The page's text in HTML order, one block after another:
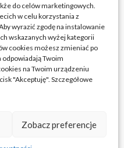
do celów marketingowych.
w celu korzystania z
wyrazić zgodę na instalowanie
wskazanych wyżej kategorii
cookies możesz zmieniać po
odpowiadają Twoim
na Twoim urządzeniu
"Akceptuję". Szczegółowe
Zobacz preferencje